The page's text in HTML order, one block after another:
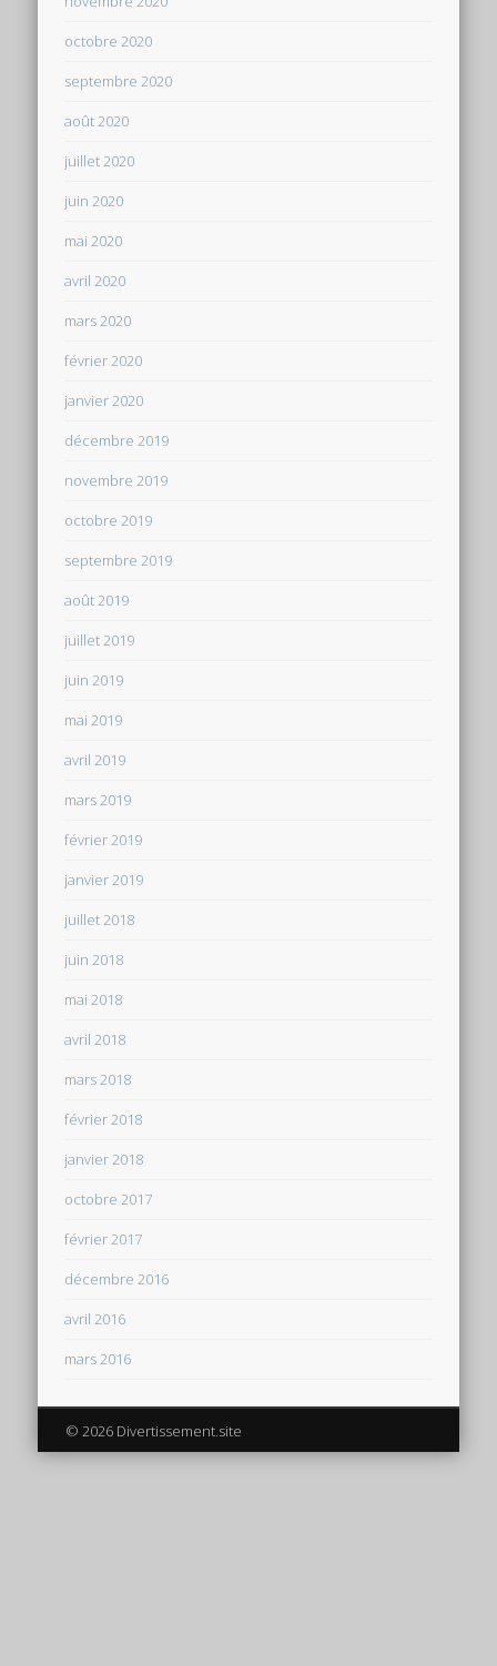
octobre 2020
septembre 2020
août 2020
juillet 2020
juin 2020
mai 2020
avril 2020
mars 2020
février 2020
janvier 2020
décembre 2019
novembre 2019
octobre 2019
septembre 2019
août 2019
juillet 2019
juin 2019
mai 2019
avril 2019
mars 2019
février 2019
janvier 2019
juillet 2018
juin 2018
mai 2018
avril 2018
mars 2018
février 2018
janvier 2018
octobre 2017
février 2017
décembre 2016
avril 2016
mars 2016
© 2026 Divertissement.site